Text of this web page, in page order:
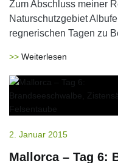
Zum Abschluss meiner
Naturschutzgebiet
regnerischen Tagen zu
Weiterlesen
2. Januar 2015
Mallorca – Tag 6: